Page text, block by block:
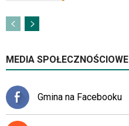
MEDIA SPOŁECZNOŚCIOWE
Gmina na Facebooku